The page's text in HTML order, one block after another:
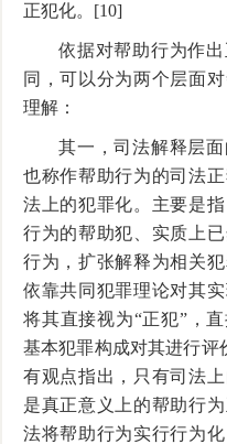
正犯化。[10]
依据对帮助行为作
同，可以分为两个层面
理解：
其一，司法解释层
也称作帮助行为的司法
法上的犯罪化。主要是
行为的帮助犯、实质上
行为，扩张解释为相关
依靠共同犯罪理论对其
将其直接视为“正犯”，
基本犯罪构成对其进行评
有观点指出，只有司法
是真正意义上的帮助行
法将帮助行为实行行为